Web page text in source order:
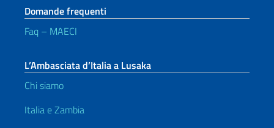
Domande frequenti
Faq – MAECI
L’Ambasciata d’Italia a Lusaka
Chi siamo
Italia e Zambia